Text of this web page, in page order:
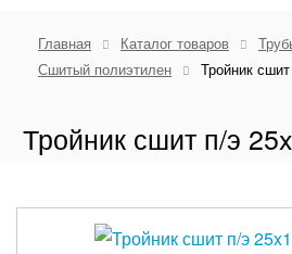
Главная Каталог товаров
Сшитый полиэтилен
Тройник
Тройник сшит п/э